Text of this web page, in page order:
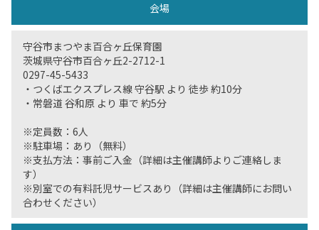
会場
守谷市まつやま百合ヶ丘保育園
茨城県守谷市百合ヶ丘2-2712-1
0297-45-5433
・つくばエクスプレス線 守谷駅 より 徒歩 約10分
・常磐道 谷和原 より 車で 約5分
※定員数：6人
※駐車場：あり（無料）
※支払方法：事前ご入金（詳細は主催講師よりご連絡しま
す）
※別室での有料託児サービスあり（詳細は主催講師にお問い
合わせください）